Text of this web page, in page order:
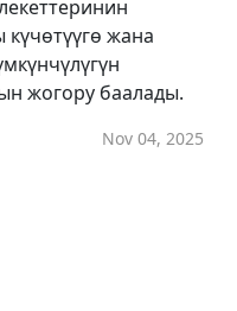
жана
жогору баалады.
Nov 04, 2025